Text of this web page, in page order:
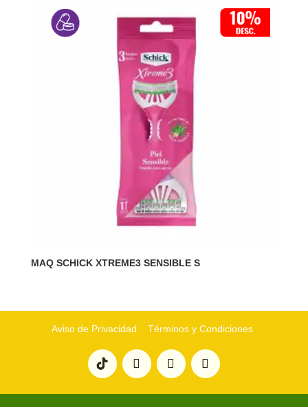
MAQ SCHICK XTREME3 SENSIBLE S
Aviso de Privacidad Términos y Condiciones